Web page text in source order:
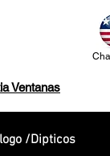
Ventanas
/Dipticos